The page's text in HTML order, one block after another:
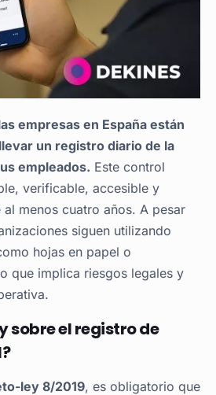
empresas en España están
un registro diario de la
empleados. Este control
verificable, accesible y
menos cuatro años. A pesar
siguen utilizando
hojas en papel o
que implica riesgos legales y
sobre el registro de
ley 8/2019, es obligatorio que